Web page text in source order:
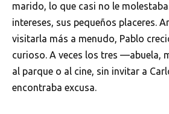
marido, lo que casi no le
intereses, sus pequeños placeres.
visitarla más a menudo, Pablo
curioso. A veces los tres —abuela,
al parque o al cine, sin invitar a
encontraba excusa.